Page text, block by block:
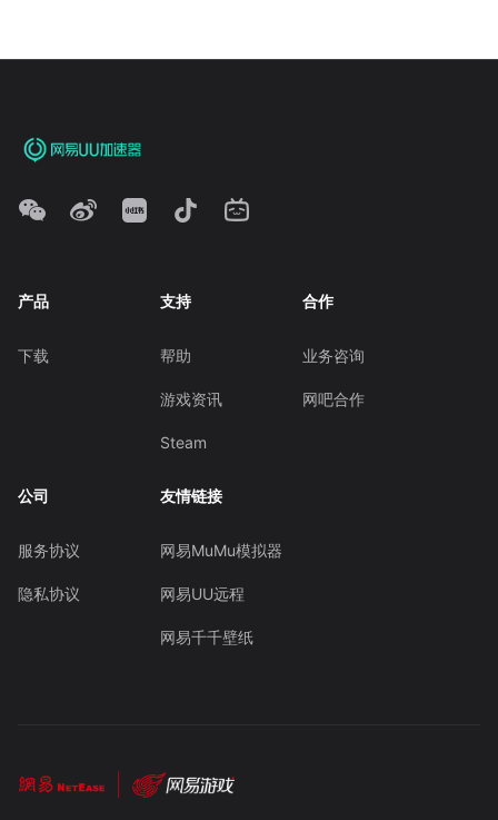
产品
下载
支持
帮助
游戏资讯
Steam
合作
业务咨询
网吧合作
公司
服务协议
隐私协议
友情链接
网易MuMu模拟器
网易UU远程
网易千千壁纸